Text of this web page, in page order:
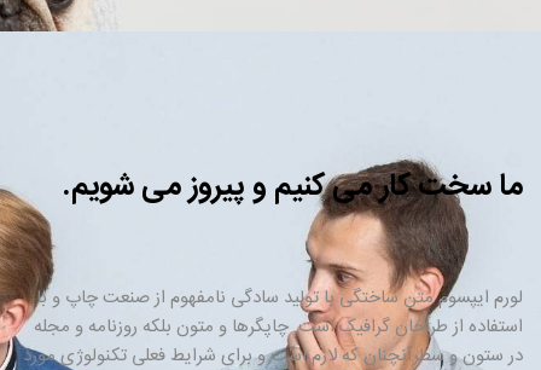
ما سخت کار می کنیم و پیروز می شویم.
لورم ایپسوم متن ساختگی با تولید سادگی نامفهوم از صنعت چاپ و با
استفاده از طراحان گرافیک است. چاپگرها و متون بلکه روزنامه و مجله
در ستون و سطرآنچنان که لازم است و برای شرایط فعلی تکنولوژی مورد